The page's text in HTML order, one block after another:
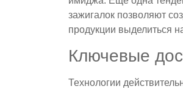
зажигалок позволяют
продукции выделиться
Ключевые
Технологии